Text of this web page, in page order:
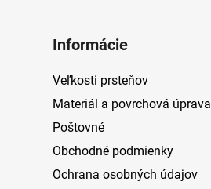
Informácie
Veľkosti prsteňov
Materiál a povrchová úprava
Poštovné
Obchodné podmienky
Ochrana osobných údajov